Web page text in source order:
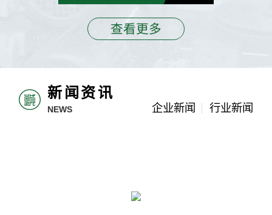
查看更多
新闻资讯
NEWS 企业新闻 行业新闻